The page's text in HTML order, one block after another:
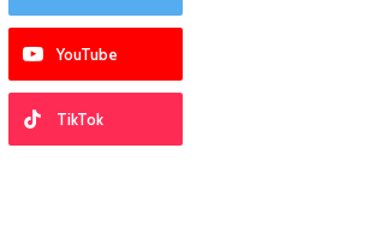
YouTube
TikTok